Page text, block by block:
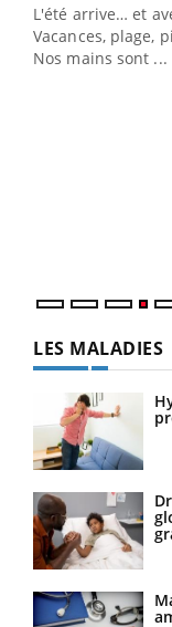
L'été arrive… et
Vacances, plage,
Nos mains sont ...
LES MALADIES